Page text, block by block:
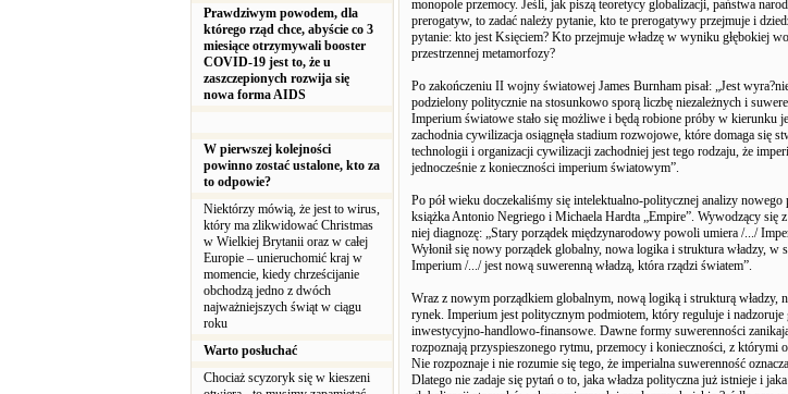
Prawdziwym powodem, dla
którego rząd chce, abyście co 3
miesiące otrzymywali booster
COVID-19 jest to, że u
zaszczepionych rozwija się
nowa forma AIDS
W pierwszej kolejności
powinno zostać ustalone, kto za
to odpowie?
Niektórzy mówią, że jest to wirus,
który ma zlikwidować Christmas
w Wielkiej Brytanii oraz w całej
Europie – unieruchomić kraj w
momencie, kiedy chrześcijanie
obchodzą jedno z dwóch
najważniejszych świąt w ciągu
roku
Warto posłuchać
Chociaż scyzoryk się w kieszeni
monopole przemocy. Jeśli, jak piszą teoretycy globalizacji, państwa
prerogatyw, to zadać należy pytanie, kto te prerogatywy przejmuje i
pytanie: kto jest Księciem? Kto przejmuje władzę w wyniku głębokiej
przestrzennej metamorfozy?
Po zakończeniu II wojny światowej James Burnham pisał: „Jest
podzielony politycznie na stosunkowo sporą liczbę niezależnych i
Imperium światowe stało się możliwe i będą robione próby w kierunku
zachodnia cywilizacja osiągnęła stadium rozwojowe, które domaga się
technologii i organizacji cywilizacji zachodniej jest tego rodzaju, że
jednocześnie z konieczności imperium światowym”.
Po pół wieku doczekaliśmy się intelektualno-politycznej analizy
książka Antonio Negriego i Michaela Hardta „Empire”. Wywodzący
niej diagnozę: „Stary porządek międzynarodowy powoli umiera /.../
Wyłonił się nowy porządek globalny, nowa logika i struktura władzy,
Imperium /.../ jest nową suwerenną władzą, która rządzi światem”.
Wraz z nowym porządkiem globalnym, nową logiką i strukturą władzy,
rynek. Imperium jest politycznym podmiotem, który reguluje i
inwestycyjno-handlowo-finansowe. Dawne formy suwerenności
rozpoznają przyspieszonego rytmu, przemocy i konieczności, z którymi
Nie rozpoznaje i nie rozumie się tego, że imperialna suwerenność
Dlatego nie zadaje się pytań o to, jaka władza polityczna już istnieje i